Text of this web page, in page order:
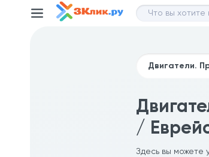
/
Здесь вы можете